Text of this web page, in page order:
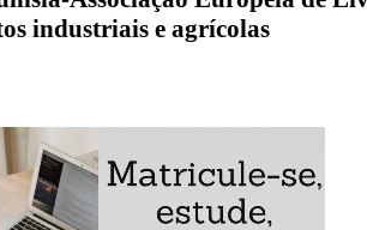
industriais e agrícolas
Tunísia
Tunísia-AELC